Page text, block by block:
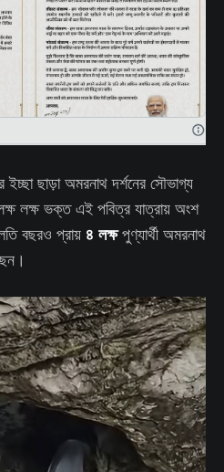
ইচ্ছা ছাড়া অমরনাথ দর্শনের সৌভাগ্য
লক্ষ ভক্ত এই পবিত্র যাত্রায় অংশ
বছরও প্রায় ৪ লক্ষপুণ্যার্থী অমরনাথ